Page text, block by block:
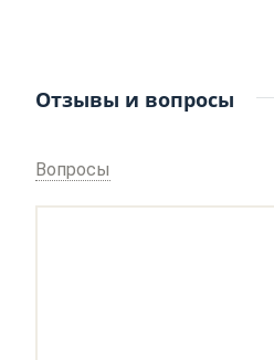
Отзывы и вопросы
Вопросы